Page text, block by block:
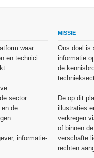
waar
en technici
sector
en de
informatie-
MISSIE
Ons doel is
informatie
de
De op dit
illustraties
verkregen
of binnen
verschafte
rechten